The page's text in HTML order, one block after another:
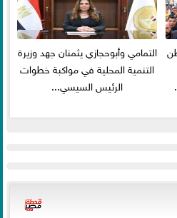
التمامي وأبوحجازي يثمنان جهد وزيرة
التنمية المحلية في مواكبة خطوات
الرئيس السيسي...